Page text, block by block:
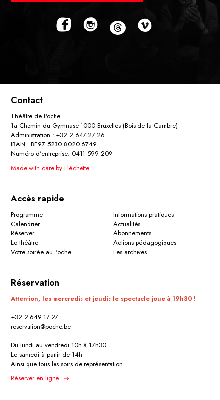
Contact
Théâtre de Poche
1a Chemin du Gymnase 1000 Bruxelles (Bois de la Cambre)
Administration : +32 2 647.27.26
IBAN : BE97 5230 8020 6749
Numéro d'entreprise: 0411 599 209
Made with care by Fléchette
Accès rapide
Programme
Calendrier
Réserver
Le théâtre
Votre soirée au Poche
Informations pratiques
Actualités
Abonnements
Actions pédagogiques
Les archives
Réservation
Attention, les mercredis et jeudis le spectacle joue à 19h30 !
+32 2 649.17.27
reservation@poche.be
Du lundi au vendredi 10h à 17h30
Le samedi à partir de 14h
Ainsi que tous les soirs de représentation
Réserver en ligne